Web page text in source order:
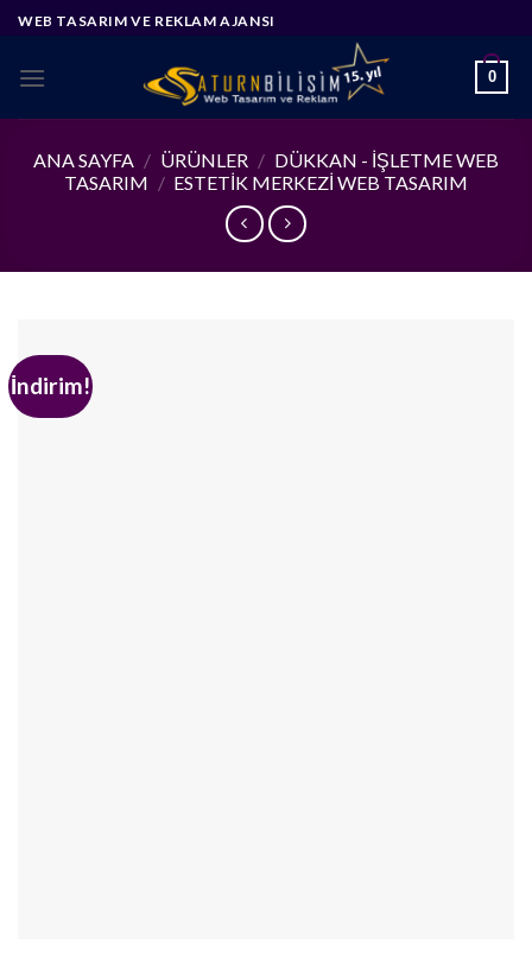
Skip
content
WEB TASARIM VE REKLAM AJANSI
0
ANA SAYFA / ÜRÜNLER / DÜKKAN - İŞLETME WEB
TASARIM / ESTETIK MERKEZI WEB TASARIM
İndirim!